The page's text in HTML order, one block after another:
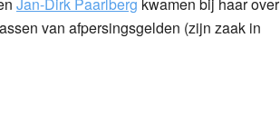
van afpersingsgelden (zijn zaak in